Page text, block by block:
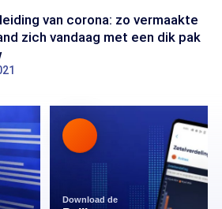
van corona: zo vermaakte
zich vandaag met een dik pak
Download de